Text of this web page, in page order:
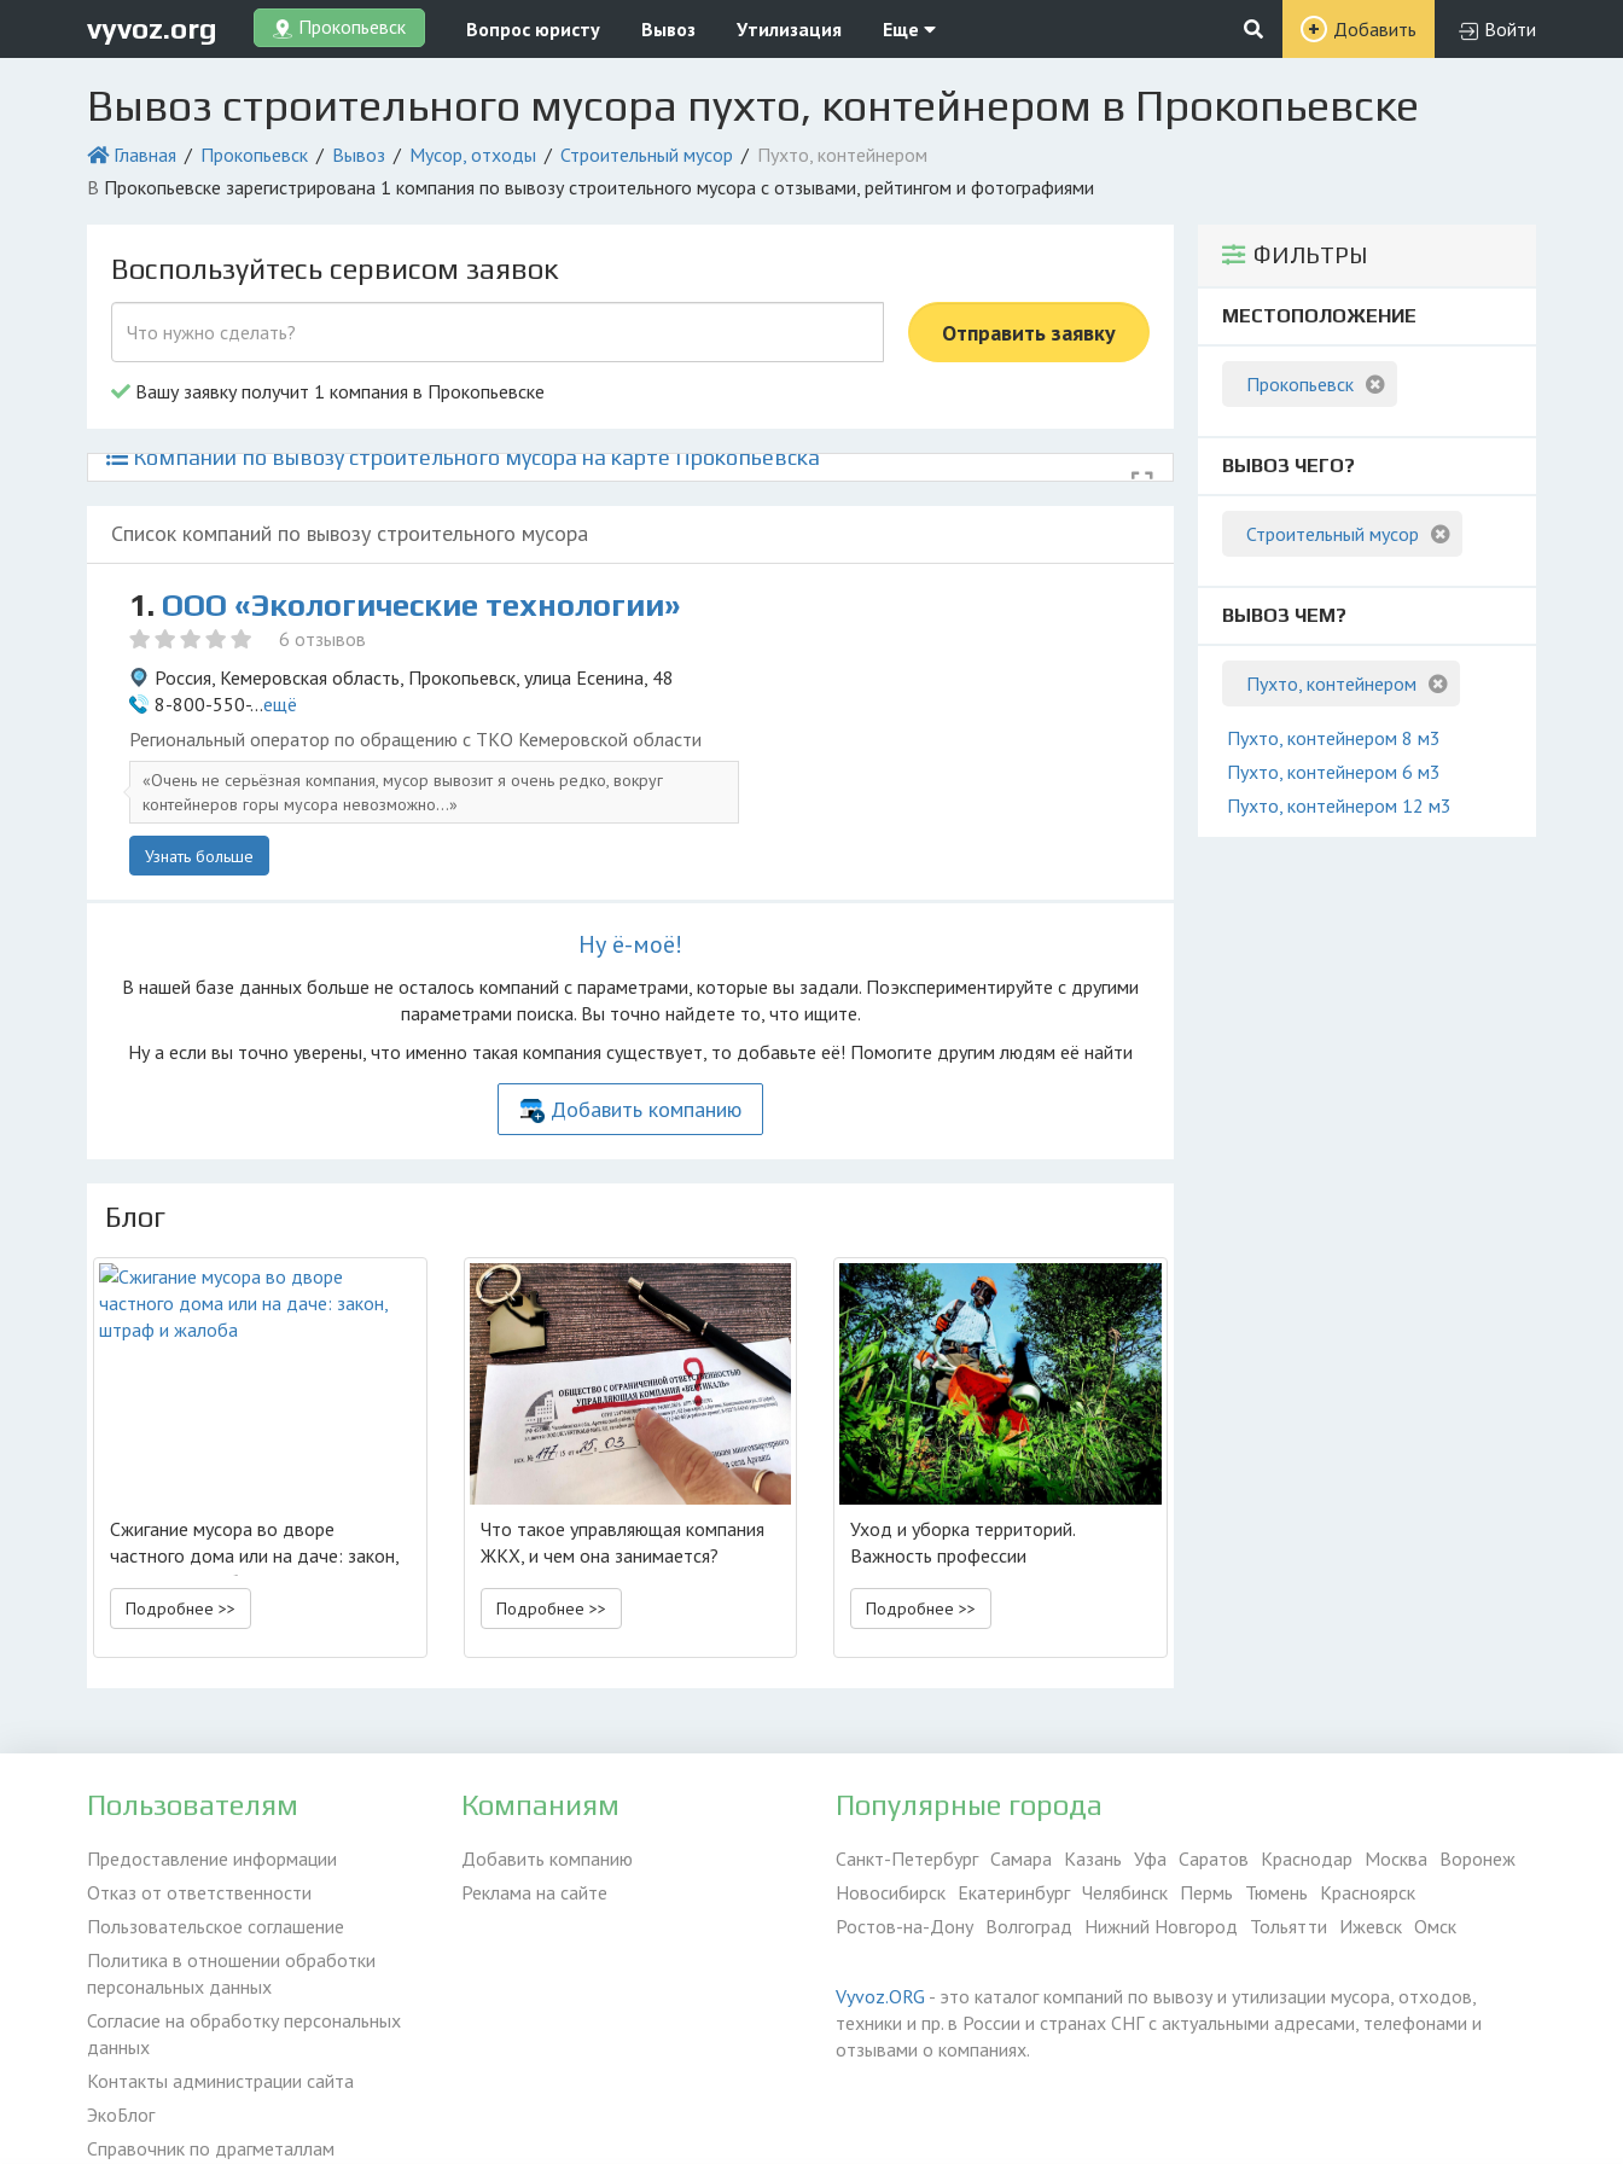
vyvoz.org Прокопьевск Вопрос юристу Вывоз Утилизация Еще Добавить Войти
Вывоз строительного мусора пухто, контейнером в Прокопьевске
Главная Прокопьевск Вывоз Мусор, отходы Строительный мусор
Пухто, контейнером
в Прокопьевске зарегистрирована 1 компания по вывозу строительного мусора с отзывами, рейтингом и фотографиями
ФИЛЬТРЫ
МЕСТОПОЛОЖЕНИЕ
Прокопьевск
ВЫВОЗ ЧЕГО?
Строительный мусор
ВЫВОЗ ЧЕМ?
Пухто, контейнером
Пухто, контейнером 8 м3
Пухто, контейнером 6 м3
Пухто, контейнером 12 м3
Воспользуйтесь сервисом заявок
Отправить заявку
Вашу заявку получит 1 компания в Прокопьевске
Компании по вывозу строительного мусора на карте Прокопьевска
Список компаний по вывозу строительного мусора
1. ООО «Экологические технологии»
6 отзывов
Россия, Кемеровская область, Прокопьевск, улица Есенина, 48
8-800-550-...ещё
Региональный оператор по обращению с ТКО Кемеровской области
Очень не серьёзная компания, мусор вывозит я очень редко, вокруг
контейнеров горы мусора невозможно...
Узнать больше
Ну ё-моё!
В нашей базе данных больше не осталоcь компаний с параметрами, которые вы задали. Поэкспериментируйте с другими
параметрами поиска. Вы точно найдете то, что ищите.
Ну а если вы точно уверены, что именно такая компания существует, то добавьте её! Помогите другим людям её найти
Добавить компанию
Блог
Сжигание мусора во дворе
частного дома или на даче: закон,
штраф и жалоба
Подробнее >>
Что такое управляющая компания
ЖКХ, и чем она занимается?
Подробнее >>
Уход и уборка территорий.
Важность профессии
Подробнее >>
Пользователям
Предоставление информации
Отказ от ответственности
Пользовательское соглашение
Политика в отношении обработки
персональных данных
Согласие на обработку персональных
данных
Контакты администрации сайта
ЭкоБлог
Справочник по драгметаллам
Компаниям
Добавить компанию
Реклама на сайте
Популярные города
Санкт-Петербург Самара Казань Уфа Саратов Краснодар Москва Воронеж
Новосибирск Екатеринбург Челябинск Пермь Тюмень Красноярск
Ростов-на-Дону Волгоград Нижний Новгород Тольятти Ижевск Омск
Vyvoz.ORG - это каталог компаний по вывозу и утилизации мусора, отходов,
техники и пр. в России и странах СНГ с актуальными адресами, телефонами и
отзывами о компаниях.